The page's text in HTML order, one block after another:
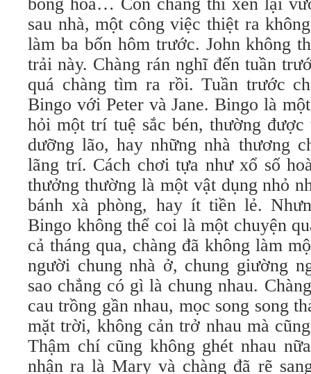
sau nhà, một công việc thiệt ra
làm ba bốn hôm trước. John không
trải này. Chàng rán nghĩ đến tuần
quá chàng tìm ra rồi. Tuần trước
Bingo với Peter và Jane. Bingo là
hỏi một trí tuệ sắc bén, thường
dưỡng lão, hay những nhà thương
lãng trí. Cách chơi tựa như xổ số
thưởng thường là một vật dụng nhỏ
bánh xà phòng, hay ít tiền lẻ.
Bingo không thể coi là một chuyện
cả tháng qua, chàng đã không làm
người chung nhà ở, chung giường
sao chẳng có gì là chung nhau.
cau trồng gần nhau, mọc song song
mặt trời, không cản trở nhau mà
Thậm chí cũng không ghét nhau
nhận ra là Mary và chàng đã rẽ